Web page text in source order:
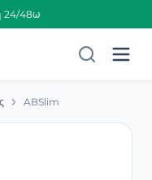
24/48ω
ABSlim